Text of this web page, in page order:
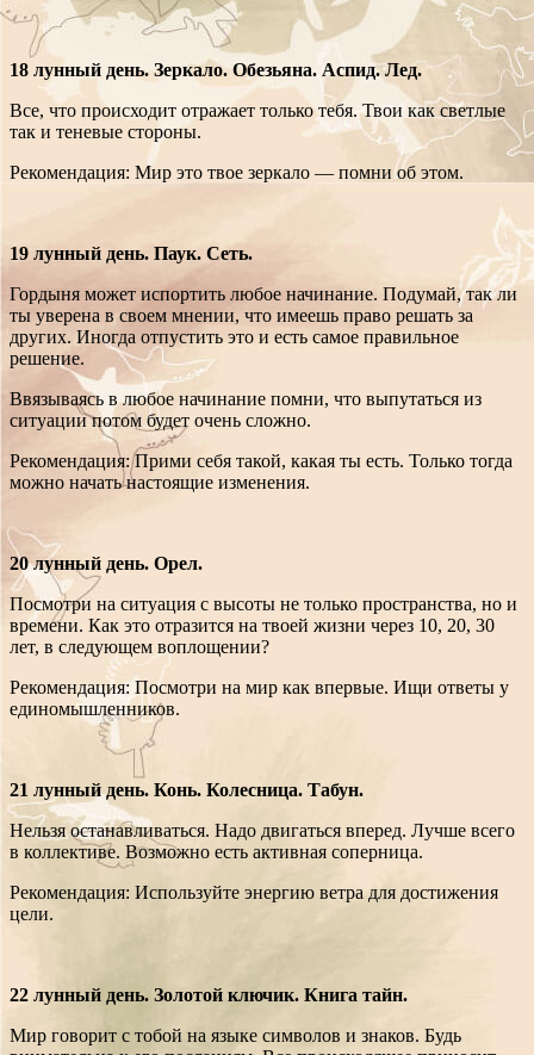
18 лунный день. Зеркало. Обезьяна. Аспид. Лед.
Все, что происходит отражает только тебя. Твои как светлые
так и теневые стороны.
Рекомендация: Мир это твое зеркало — помни об этом.
19 лунный день. Паук. Сеть.
Гордыня может испортить любое начинание. Подумай, так ли
ты уверена в своем мнении, что имеешь право решать за
других. Иногда отпустить это и есть самое правильное
решение.
Ввязываясь в любое начинание помни, что выпутаться из
ситуации потом будет очень сложно.
Рекомендация: Прими себя такой, какая ты есть. Только тогда
можно начать настоящие изменения.
20 лунный день. Орел.
Посмотри на ситуация с высоты не только пространства, но и
времени. Как это отразится на твоей жизни через 10, 20, 30
лет, в следующем воплощении?
Рекомендация: Посмотри на мир как впервые. Ищи ответы у
единомышленников.
21 лунный день. Конь. Колесница. Табун.
Нельзя останавливаться. Надо двигаться вперед. Лучше всего
в коллективе. Возможно есть активная соперница.
Рекомендация: Используйте энергию ветра для достижения
цели.
22 лунный день. Золотой ключик. Книга тайн.
Мир говорит с тобой на языке символов и знаков. Будь